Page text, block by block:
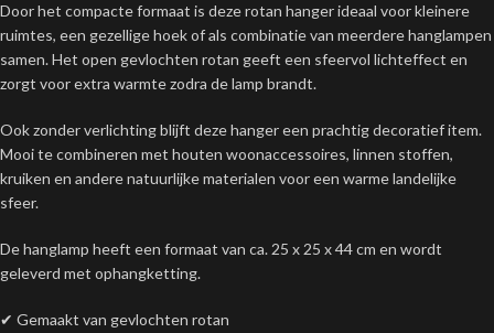
Door het compacte formaat is deze rotan hanger ideaal voor kleinere
ruimtes, een gezellige hoek of als combinatie van meerdere hanglampen
samen. Het open gevlochten rotan geeft een sfeervol lichteffect en
zorgt voor extra warmte zodra de lamp brandt.
Ook zonder verlichting blijft deze hanger een prachtig decoratief item.
Mooi te combineren met houten woonaccessoires, linnen stoffen,
kruiken en andere natuurlijke materialen voor een warme landelijke
sfeer.
De hanglamp heeft een formaat van ca. 25 x 25 x 44 cm en wordt
geleverd met ophangketting.
✔ Gemaakt van gevlochten rotan